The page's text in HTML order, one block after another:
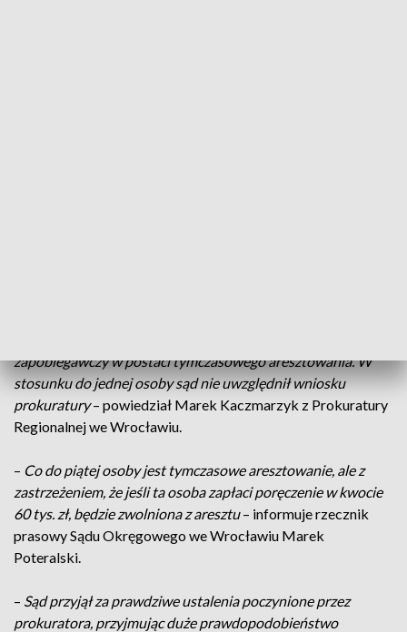
zapobiegawczy w postaci tymczasowego aresztowania. W
stosunku do jednej osoby sąd nie uwzględnił wniosku
prokuratury– powiedział Marek Kaczmarzyk z Prokuratury
Regionalnej we Wrocławiu.
– Co do piątej osoby jest tymczasowe aresztowanie, ale z
zastrzeżeniem, że jeśli ta osoba zapłaci poręczenie w kwocie
60 tys. zł, będzie zwolniona z aresztu– informuje rzecznik
prasowy Sądu Okręgowego we Wrocławiu Marek
Poteralski.
– Sąd przyjął za prawdziwe ustalenia poczynione przez
prokuratora, przyjmując duże prawdopodobieństwo